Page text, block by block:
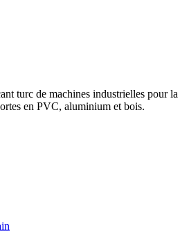
le catalogue
turc de machines industrielles pour la
en PVC, aluminium et bois.